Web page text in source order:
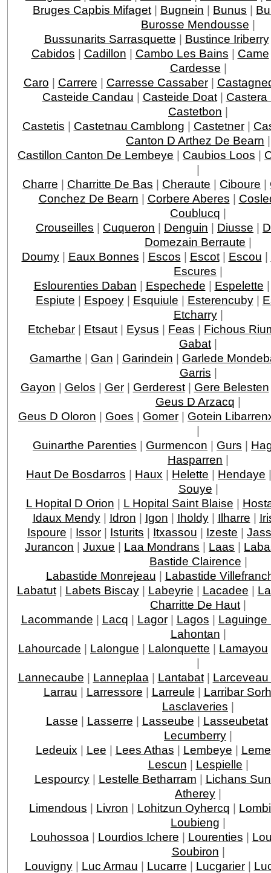
Bruges Capbis Mifaget | Bugnein | Bunus |
Burosse Mendousse |
Bussunarits Sarrasquette | Bustince Iriberry
Cabidos | Cadillon | Cambo Les Bains | Came
Cardesse |
Caro | Carrere | Carresse Cassaber|
Casteide Candau | Casteide Doat| Castera
Castetbon |
Castetis | Castetnau Camblong | Castetner|
Canton D Arthez De Bearn |
Castillon Canton De Lembeye | Caubios Loos |
|
Charre | Charritte De Bas | Cheraute | Ciboure |
Conchez De Bearn | Corbere Aberes |
Coublucq |
Crouseilles | Cuqueron | Denguin | Diusse |
Domezain Berraute |
Doumy| Eaux Bonnes | Escos | Escot| Escou |
Escures |
Eslourenties Daban | Espechede | Espelette
Espiute | Espoey| Esquiule | Esterencuby|
Etcharry|
Etchebar | Etsaut | Eysus | Feas | Fichous
Gabat |
Gamarthe | Gan | Garindein | Garlede
Garris |
Gayon | Gelos | Ger| Gerderest| Gere Belesten
Geus D Arzacq |
Geus D Oloron | Goes | Gomer | Gotein
|
Guinarthe Parenties | Gurmencon | Gurs |
Hasparren |
Haut De Bosdarros | Haux | Helette | Hendaye
Souye |
L Hopital D Orion | L Hopital Saint Blaise |
Idaux Mendy| Idron | Igon | Iholdy| Ilharre |
Ispoure | Issor | Isturits | Itxassou | Izeste |
Jurancon | Juxue | Laa Mondrans | Laas |
Bastide Clairence |
Labastide Monrejeau | Labastide
Labatut| Labets Biscay| Labeyrie | Lacadee |
Charritte De Haut |
Lacommande | Lacq | Lagor| Lagos | Laguinge
Lahontan |
Lahourcade | Lalongue | Lalonquette | Lamayou
|
Lannecaube | Lanneplaa | Lantabat| Larceveau
Larrau | Larressore | Larreule | Larribar
Lasclaveries |
Lasse | Lasserre | Lasseube | Lasseubetat
Lecumberry |
Ledeuix | Lee | Lees Athas | Lembeye | Leme
Lescun | Lespielle |
Lespourcy| Lestelle Betharram | Lichans
Atherey |
Limendous | Livron | Lohitzun Oyhercq |
Loubieng |
Louhossoa | Lourdios Ichere | Lourenties |
Soubiron |
Louvigny| Luc Armau | Lucarre | Lucgarier|